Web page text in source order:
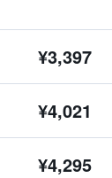
¥3,397
¥4,021
¥4,295